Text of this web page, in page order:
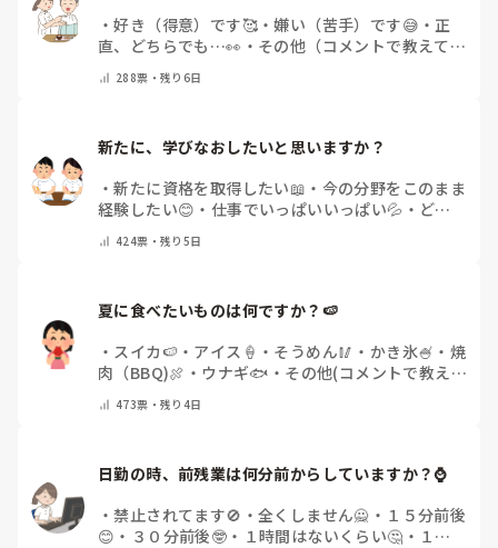
・好き（得意）です🥰・嫌い（苦手）です😅 ・ 正
直、どちらでも…👀 ・ その他（コメントで教えてく
288票・残り6日
新たに、学びなおしたいと思いますか？
・新たに資格を取得したい📖 ・ 今の分野をこのまま
経験したい😊 ・ 仕事でいっぱいいっぱい💦 ・ どん
教えてください）
424票・残り5日
夏に食べたいものは何ですか？🍉
・ スイカ🍉 ・ アイス🍦 ・ そうめん🥢 ・ かき氷🍧 ・ 焼
肉（BBQ)🍖 ・ ウナギ🐟 ・ その他(コメントで教え
473票・残り4日
日勤の時、前残業は何分前からしていますか？⌚
・禁止されてます🚫 ・ 全くしません🙅 ・ １５分前後
😊 ・ ３０分前後🤓 ・ １時間はないくらい🤔 ・ １時